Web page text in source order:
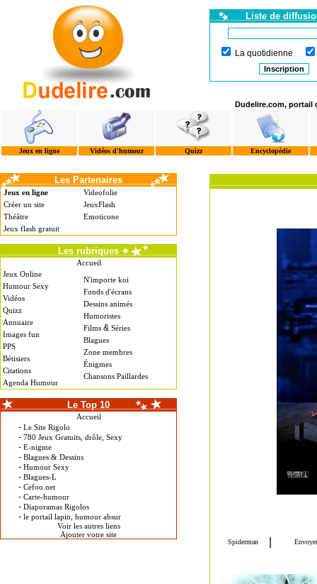
Liste de
La quotidienne
Dudelire.com, portail
Jeux en ligne Vidéos d'humour Quizz Encyclopédie
Les Partenaires
Jeux en ligne
Créer un site
Théâtre
Jeux flash gratuit
Videofolie
JeuxFlash
Emoticone
Les rubriques
Accueil
Jeux Online
Humour Sexy
Vidéos
Quizz
Annuaire
Images fun
PPS
Bétisiers
Citations
Agenda Humour
N'importe koi
Fonds d'écrans
Dessins animés
Humoristes
Films & Séries
Blagues
Zone membres
Énigmes
Chansons Paillardes
Le Top 10
Accueil
- Le Site Rigolo
- 780 Jeux Gratuits, drôle, Sexy
- E-nigme
- Blagues & Dessins
- Humour Sexy
- Blagues-L
- Cefoo.net
- Carte-humour
- Diaporamas Rigolos
- le portail lapin, humour absur
Voir les autres liens
Ajouter votre site